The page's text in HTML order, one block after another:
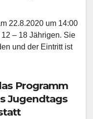
22.8.2020 um 14:00
– 18 Jährigen. Sie
und der Eintritt ist
Programm
Jugendtags